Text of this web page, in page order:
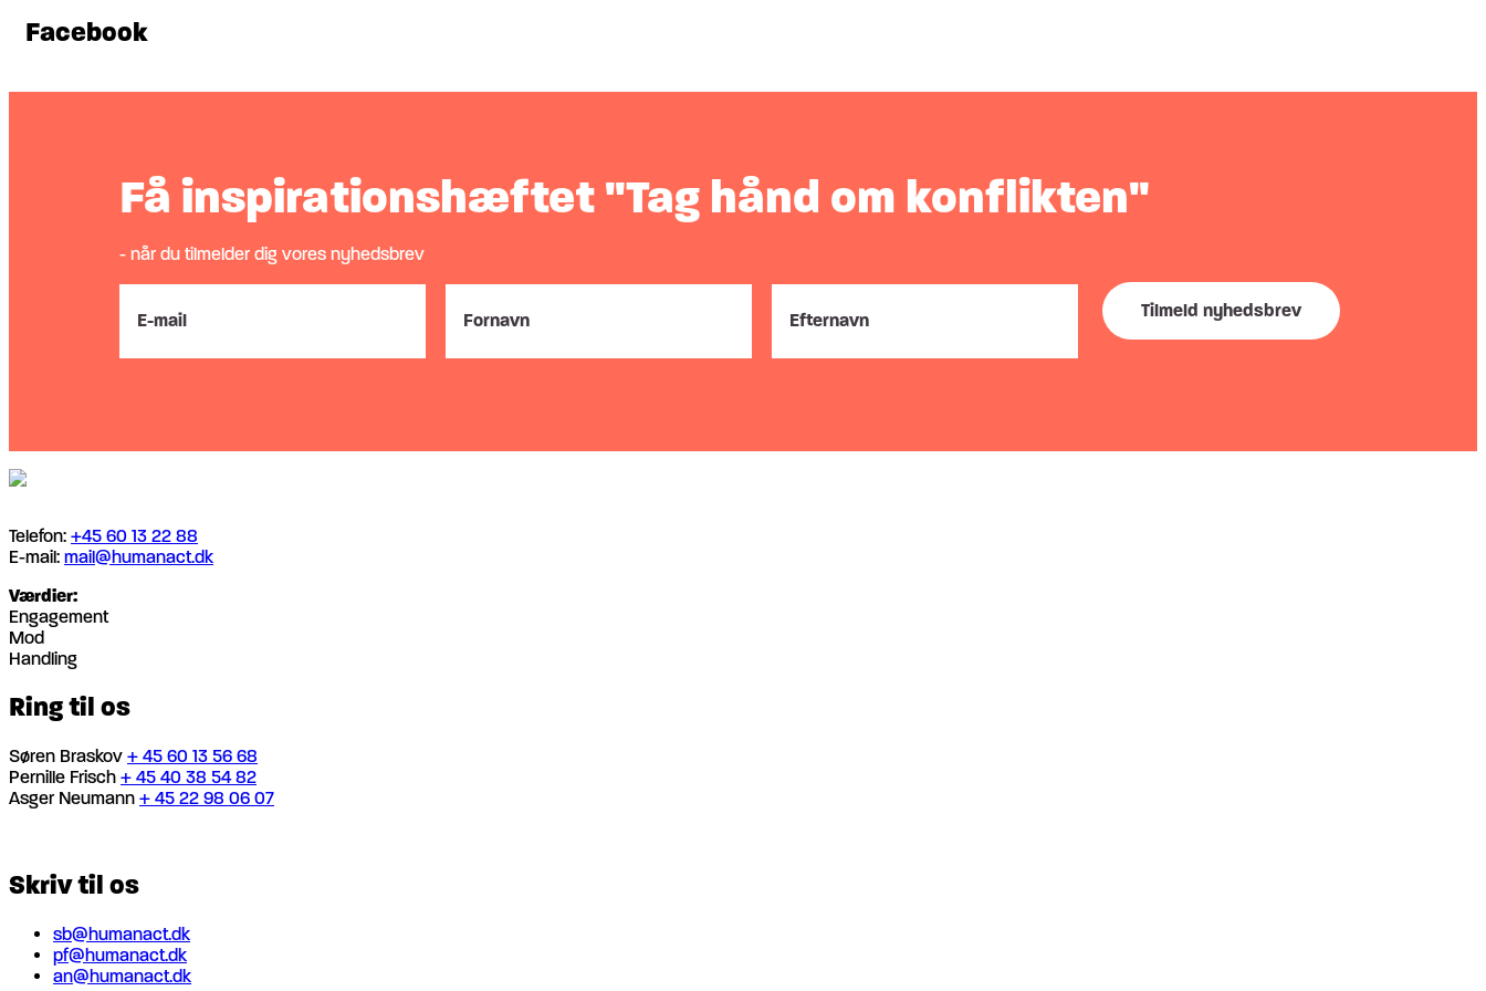
Facebook
Få inspirationshæftet "Tag hånd om konflikten"
- når du tilmelder dig vores nyhedsbrev
Telefon: +45 60 13 22 88
E-mail: mail@humanact.dk
Værdier:
Engagement
Mod
Handling
Ring til os
Søren Braskov + 45 60 13 56 68
Pernille Frisch + 45 40 38 54 82
Asger Neumann + 45 22 98 06 07
Skriv til os
sb@humanact.dk
pf@humanact.dk
an@humanact.dk